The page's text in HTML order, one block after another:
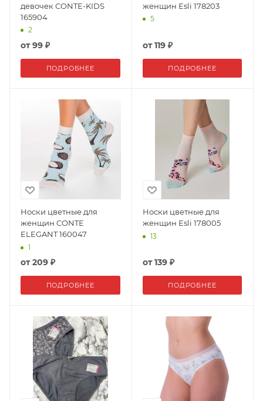
девочек CONTE-KIDS
165904
2
от99 ₽
ПОДРОБНЕЕ
женщин Esli 178203
5
от119 ₽
ПОДРОБНЕЕ
Носки цветные для
женщин CONTE
ELEGANT 160047
1
от209 ₽
ПОДРОБНЕЕ
Носки цветные для
женщин Esli 178005
13
от139 ₽
ПОДРОБНЕЕ